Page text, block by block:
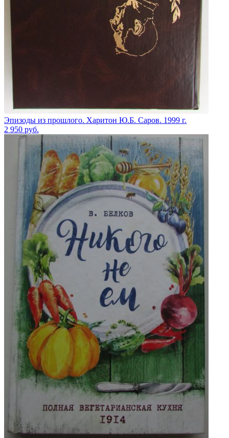
Эпизоды из прошлого. Харитон Ю.Б. Саров. 1999 г.
2 950 руб.